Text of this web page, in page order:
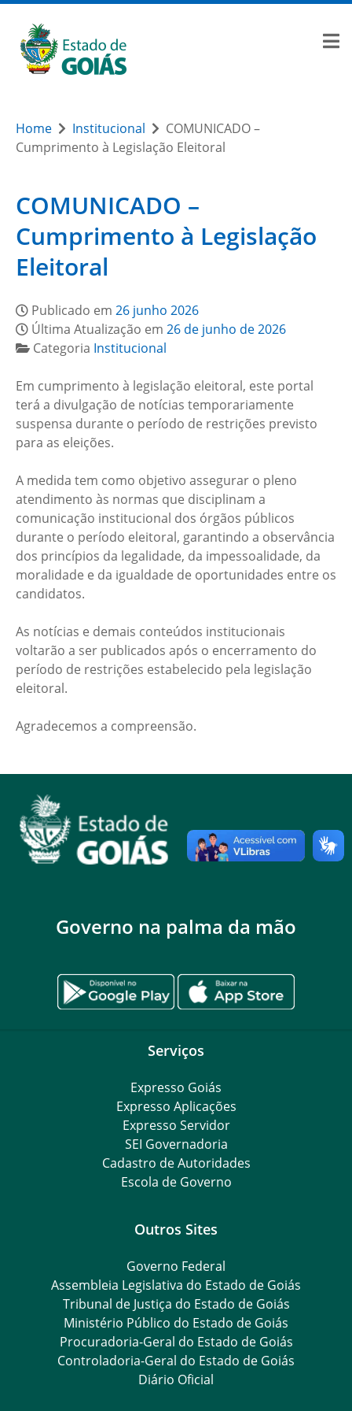
Home Institucional
COMUNICADO –
Cumprimento à Legislação Eleitoral
COMUNICADO –
Cumprimento à Legislação
Eleitoral
Publicado em 26 junho 2026
Última Atualização em 26 de junho de 2026
Categoria Institucional
Em cumprimento à legislação eleitoral, este portal
terá a divulgação de notícias temporariamente
suspensa durante o período de restrições previsto
para as eleições.
A medida tem como objetivo assegurar o pleno
atendimento às normas que disciplinam a
comunicação institucional dos órgãos públicos
durante o período eleitoral, garantindo a observância
dos princípios da legalidade, da impessoalidade, da
moralidade e da igualdade de oportunidades entre os
candidatos.
As notícias e demais conteúdos institucionais
voltarão a ser publicados após o encerramento do
período de restrições estabelecido pela legislação
eleitoral.
Agradecemos a compreensão.
Governo na palma da mão
Serviços
Expresso Goiás
Expresso Aplicações
Expresso Servidor
SEI Governadoria
Cadastro de Autoridades
Escola de Governo
Outros Sites
Governo Federal
Assembleia Legislativa do Estado de Goiás
Tribunal de Justiça do Estado de Goiás
Ministério Público do Estado de Goiás
Procuradoria-Geral do Estado de Goiás
Controladoria-Geral do Estado de Goiás
Diário Oficial